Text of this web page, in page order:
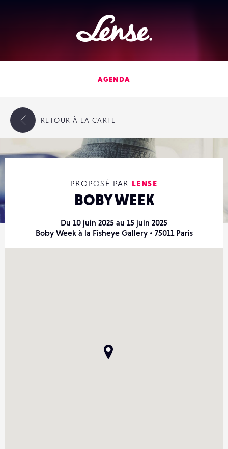
Lense
AGENDA
PROPOSÉ PAR LENSE
BOBY WEEK
Du 10 juin 2025 au 15 juin 2025
Boby Week à la Fisheye Gallery • 75011 Paris
RETOUR À LA CARTE